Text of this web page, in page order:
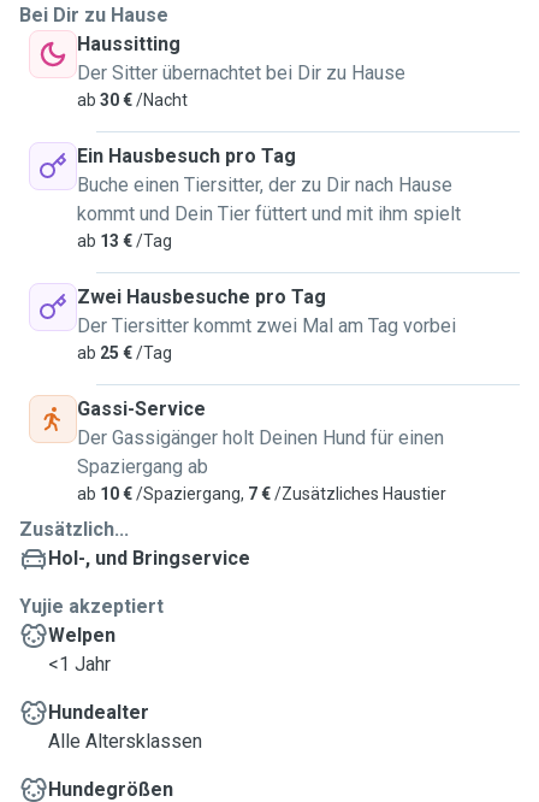
Bei Dir zu Hause
Haussitting
Der Sitter übernachtet bei Dir zu Hause
ab 30 €/Nacht
Ein Hausbesuch pro Tag
Buche einen Tiersitter, der zu Dir nach Hause
kommt und Dein Tier füttert und mit ihm spielt
ab 13 €/Tag
Zwei Hausbesuche pro Tag
Der Tiersitter kommt zwei Mal am Tag vorbei
ab 25 €/Tag
Gassi-Service
Der Gassigänger holt Deinen Hund für einen
Spaziergang ab
ab 10 €/Spaziergang, 7 €/Zusätzliches Haustier
Zusätzlich...
Hol-, und Bringservice
Yujie akzeptiert
Welpen
<1 Jahr
Hundealter
Alle Altersklassen
Hundegrößen